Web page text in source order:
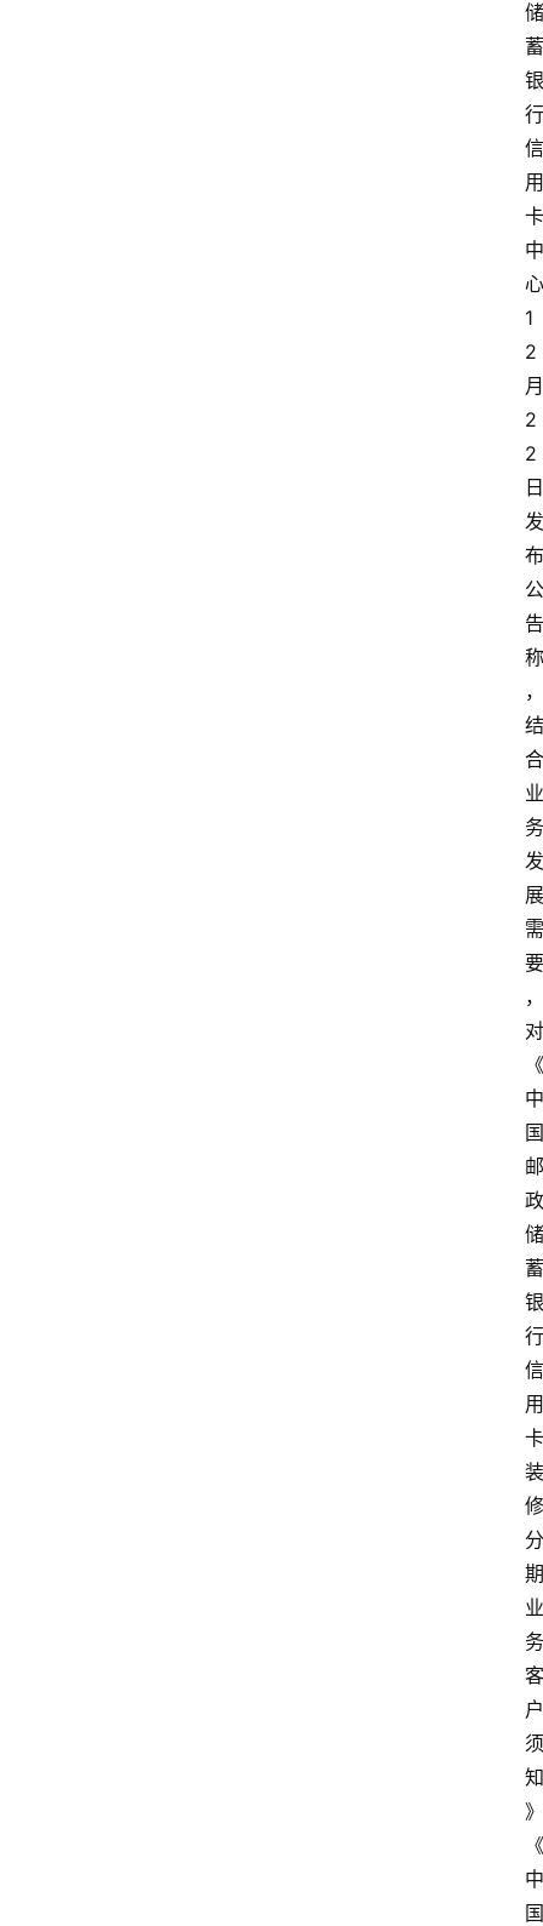
储
蓄
银
行
信
用
卡
中
心
1
2
月
2
2
日
发
布
公
告
称
，
结
合
业
务
发
展
需
要
，
对
《
中
国
邮
政
储
蓄
银
行
信
用
卡
装
修
分
期
业
务
客
户
须
知
》
《
中
国